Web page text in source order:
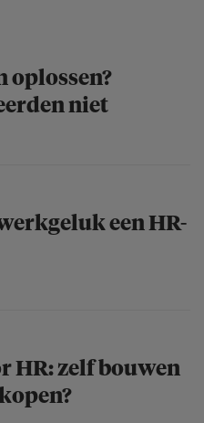
oplossen?
niet
een HR-
HR: zelf bouwen